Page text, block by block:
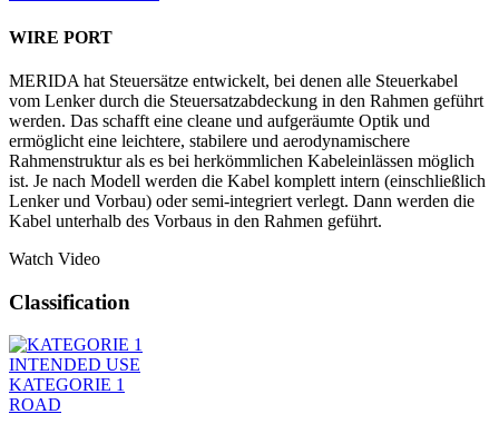
WIRE PORT
MERIDA hat Steuersätze entwickelt, bei denen alle Steuerkabel
vom Lenker durch die Steuersatzabdeckung in den Rahmen geführt
werden. Das schafft eine cleane und aufgeräumte Optik und
ermöglicht eine leichtere, stabilere und aerodynamischere
Rahmenstruktur als es bei herkömmlichen Kabeleinlässen möglich
ist. Je nach Modell werden die Kabel komplett intern (einschließlich
Lenker und Vorbau) oder semi-integriert verlegt. Dann werden die
Kabel unterhalb des Vorbaus in den Rahmen geführt.
Watch Video
Classification
INTENDED USE
KATEGORIE 1
ROAD